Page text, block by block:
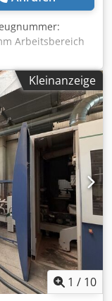
geliefert. Der
zu
für die
der Maschine
Arbeitsbereich
Leistung
Rok Anz.
30
Kleinanzeige
1 / 10